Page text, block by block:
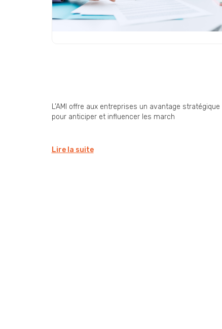
L’AMI offre aux entreprises un avantage stratégique
pour anticiper et influencer les march
Lire la suite